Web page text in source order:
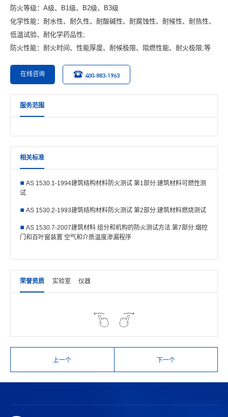
防火等级：A级、B1级、B2级、B3级
化学性能：耐水性、耐久性、耐酸碱性、耐腐蚀性、耐候性、耐热性、
低温试验、耐化学药品性;
防火性能：耐火时间、性能厚度、耐候极限、阻燃性能、耐火极限;等
在线咨询 400-883-1963
服务范围
相关标准
AS 1530.1-1994建筑结构材料防火测试 第1部分:建筑材料可燃性测
试
AS 1530.2-1993建筑结构材料防火测试 第2部分:建筑材料燃烧测试
AS 1530.7-2007建筑材料 组分和机构的防火测试方法 第7部分:烟控
门和百叶窗装置 空气和介质温度渗漏程序
荣誉资质 实验室 仪器
上一个 下一个